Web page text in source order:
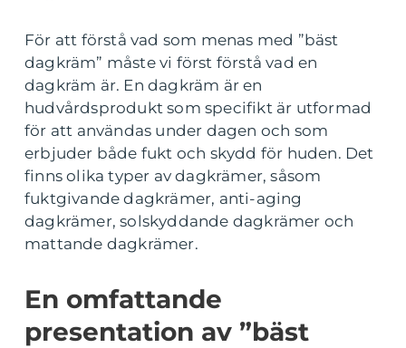
För att förstå vad som menas med ”bäst
dagkräm” måste vi först förstå vad en
dagkräm är. En dagkräm är en
hudvårdsprodukt som specifikt är utformad
för att användas under dagen och som
erbjuder både fukt och skydd för huden. Det
finns olika typer av dagkrämer, såsom
fuktgivande dagkrämer, anti-aging
dagkrämer, solskyddande dagkrämer och
mattande dagkrämer.
En omfattande
presentation av ”bäst